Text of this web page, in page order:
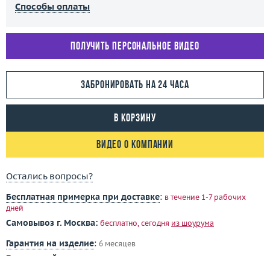
Способы оплаты
Получить персональное видео
Забронировать на 24 часа
В корзину
Видео о компании
Остались вопросы?
Бесплатная примерка при доставке: в течение 1-7 рабочих
дней
Самовывоз г. Москва: бесплатно, сегодня из шоурума
Гарантия на изделие: 6 месяцев